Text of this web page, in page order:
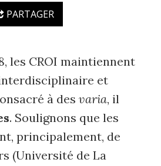
PARTAGER
les CROI maintiennent
et
à des varia, il
. Soulignons que les
principalement, de
(Université de La